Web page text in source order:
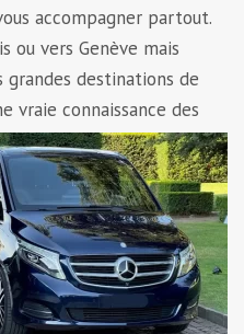
accompagner partout.
ou vers Genève mais
destinations de
vraie connaissance des